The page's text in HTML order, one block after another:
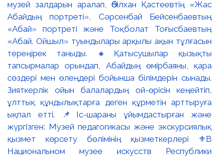
музей залдарын аралап, Әбілхан Қастеевтің «Жас
Абайдың портреті», Сәрсенбай Бейсенбаевтың
«Абай» портреті және Тоқболат Тоғысбаевтың
«Абай. Ойшыл» туындылары арқылы ақын тұлғасын
тереңірек таныды. 🔸Қатысушылар қызықты
тапсырмалар орындап, Абайдың өмірбаяны, қара
сөздері мен өлеңдері бойынша білімдерін сынады.
Зияткерлік ойын балалардың ой-өрісін кеңейтіп,
ұлттық құндылықтарға деген құрметін арттыруға
ықпал етті. 📌Іс-шараны ұйымдастырған және
жүргізген: Музей педагогикасы және экскурсиялық
қызмет көрсету бөлімінің қызметкерлері ⚜️В
Национальном музее искусств Республики